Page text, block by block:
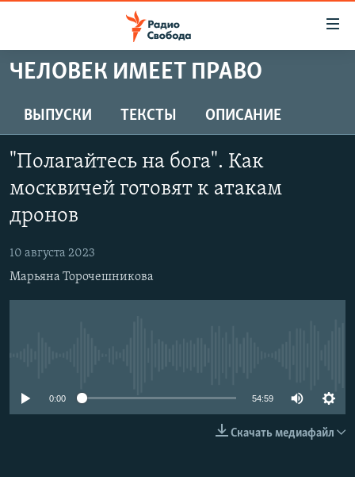
упрощенного
Вернуться
к
основному
Вернутся
навигации
Вернутся
ПОДКАСТЫ
ЦИТАТЫ СВОБОДЫ
МНЕНИЯ
КУЛЬТУРА
IDEL.РЕАЛИИ
КАВКАЗ.РЕАЛИИ
ПОДПИШИТЕСЬ НА РАССЫЛКУ
ЧЕЛОВЕК ИМЕЕТ ПРАВО
ВЫПУСКИ ТЕКСТЫ ОПИСАНИЕ
"Полагайтесь на бога". Как
москвичей готовят к атакам
дронов
10 августа 2023
Марьяна Торочешникова
0:00 54:59
Скачать медиафайл